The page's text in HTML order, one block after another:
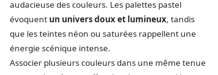
audacieuse des couleurs. Les palettes pastel
évoquent un univers doux et lumineux, tandis
que les teintes néon ou saturées rappellent une
énergie scénique intense.
Associer plusieurs couleurs dans une même tenue